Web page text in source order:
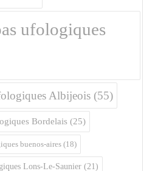
ufologiques
Albijeois (55)
Bordelais (25)
buenos-aires(18)
Lons-Le-Saunier (21)